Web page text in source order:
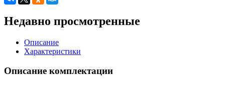
Недавно просмотренные
Описание
Характеристики
Описание комплектации